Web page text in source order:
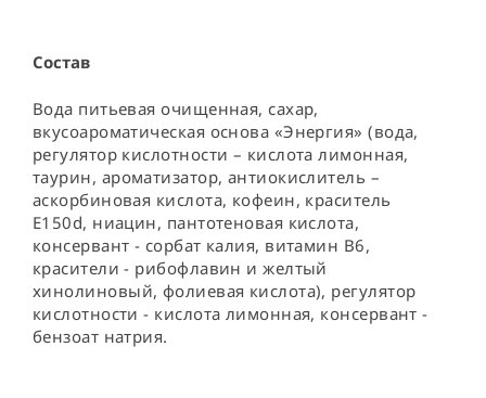
Состав
Вода питьевая очищенная, сахар,
вкусоароматическая основа «Энергия» (вода,
регулятор кислотности – кислота лимонная,
таурин, ароматизатор, антиокислитель –
аскорбиновая кислота, кофеин, краситель
E150d, ниацин, пантотеновая кислота,
консервант - сорбат калия, витамин В6,
красители - рибофлавин и желтый
хинолиновый, фолиевая кислота), регулятор
кислотности - кислота лимонная, консервант -
бензоат натрия.